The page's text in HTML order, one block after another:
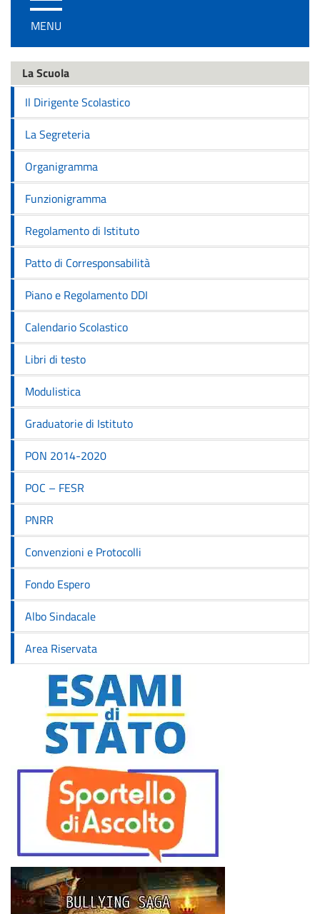
/
disattiva
navigazione
MENU
La Scuola
Il Dirigente Scolastico
La Segreteria
Organigramma
Funzionigramma
Regolamento di Istituto
Patto di Corresponsabilità
Piano e Regolamento DDI
Calendario Scolastico
Libri di testo
Modulistica
Graduatorie di Istituto
PON 2014-2020
POC – FESR
PNRR
Convenzioni e Protocolli
Fondo Espero
Albo Sindacale
Area Riservata